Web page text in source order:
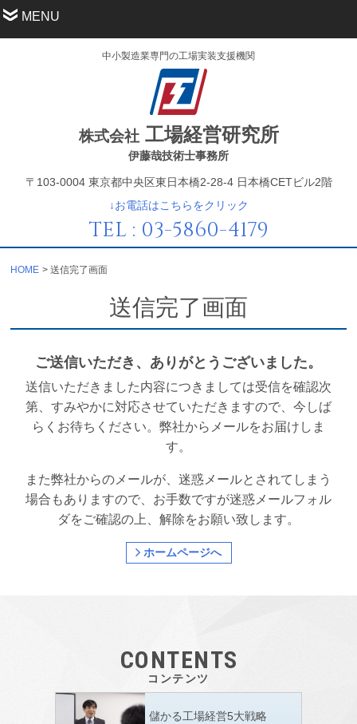
MENU
中小製造業専門の工場実装支援機関
株式会社工場経営研究所
伊藤哉技術士事務所
〒103-0004 東京都中央区東日本橋2-28-4 日本橋CETビル2階
↓お電話はこちらをクリック
TEL : 03-5860-4179
HOME 送信完了画面
送信完了画面
ご送信いただき、ありがとうございました。
送信いただきました内容につきましては受信を確認次
第、すみやかに対応させていただきますので、今しば
らくお待ちください。弊社からメールをお届けしま
す。
また弊社からのメールが、迷惑メールとされてしまう
場合もありますので、お手数ですが迷惑メールフォル
ダをご確認の上、解除をお願い致します。
ホームページへ
CONTENTS
コンテンツ
儲かる工場経営5大戦略